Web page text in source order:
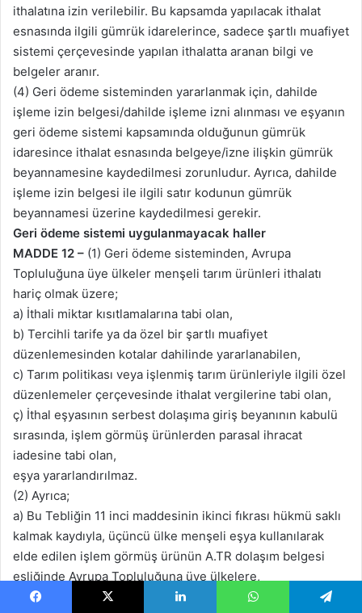
ithalatına izin verilebilir. Bu kapsamda yapılacak ithalat
esnasında ilgili gümrük idarelerince, sadece şartlı muafiyet
sistemi çerçevesinde yapılan ithalatta aranan bilgi ve
belgeler aranır.
(4) Geri ödeme sisteminden yararlanmak için, dahilde
işleme izin belgesi/dahilde işleme izni alınması ve eşyanın
geri ödeme sistemi kapsamında olduğunun gümrük
idaresince ithalat esnasında belgeye/izne ilişkin gümrük
beyannamesine kaydedilmesi zorunludur. Ayrıca, dahilde
işleme izin belgesi ile ilgili satır kodunun gümrük
beyannamesi üzerine kaydedilmesi gerekir.
Geri ödeme sistemi uygulanmayacak haller
MADDE 12 – (1) Geri ödeme sisteminden, Avrupa
Topluluğuna üye ülkeler menşeli tarım ürünleri ithalatı
hariç olmak üzere;
a) İthali miktar kısıtlamalarına tabi olan,
b) Tercihli tarife ya da özel bir şartlı muafiyet
düzenlemesinden kotalar dahilinde yararlanabilen,
c) Tarım politikası veya işlenmiş tarım ürünleriyle ilgili özel
düzenlemeler çerçevesinde ithalat vergilerine tabi olan,
ç) İthal eşyasının serbest dolaşıma giriş beyanının kabulü
sırasında, işlem görmüş ürünlerden parasal ihracat
iadesine tabi olan,
eşya yararlandırılmaz.
(2) Ayrıca;
a) Bu Tebliğin 11 inci maddesinin ikinci fıkrası hükmü saklı
kalmak kaydıyla, üçüncü ülke menşeli eşya kullanılarak
elde edilen işlem görmüş ürünün A.TR dolaşım belgesi
eşliğinde Avrupa Topluluğuna üye ülkelere,
b) Bu Tebliğin 11 inci maddesinin üçüncü fıkrası hükmü